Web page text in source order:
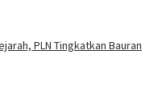
PLN Tingkatkan Bauran